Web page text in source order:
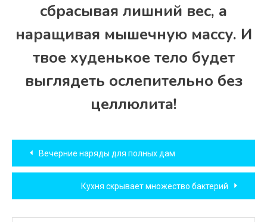
сбрасывая лишний вес, а
наращивая мышечную массу. И
твое худенькое тело будет
выглядеть ослепительно без
целлюлита!
Навигация
по
записям
Вечерние наряды для полных дам
Кухня скрывает множество бактерий